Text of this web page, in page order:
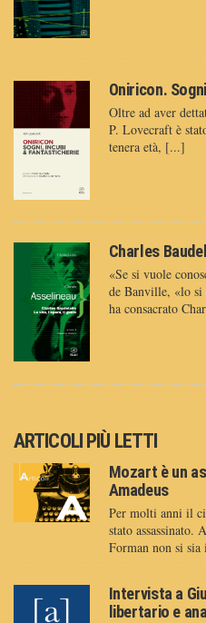
Oniricon.
Oltre ad aver
P. Lovecraft è
tenera età, [...]
Charles
«Se si vuole
de Banville, «lo
ha consacrato
ARTICOLI PIÙ LETTI
Mozart è un
Amadeus
Per molti anni il
stato assassinato.
Forman non si
Intervista a
libertario e